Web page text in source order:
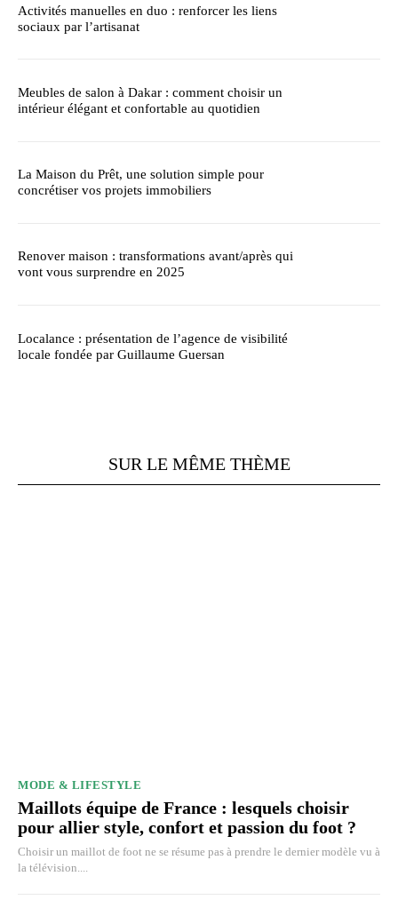
Activités manuelles en duo : renforcer les liens
sociaux par l’artisanat
Meubles de salon à Dakar : comment choisir un
intérieur élégant et confortable au quotidien
La Maison du Prêt, une solution simple pour
concrétiser vos projets immobiliers
Renover maison : transformations avant/après qui
vont vous surprendre en 2025
Localance : présentation de l’agence de visibilité
locale fondée par Guillaume Guersan
SUR LE MÊME THÈME
MODE & LIFESTYLE
Maillots équipe de France : lesquels choisir
pour allier style, confort et passion du foot ?
Choisir un maillot de foot ne se résume pas à prendre le dernier modèle vu à
la télévision....